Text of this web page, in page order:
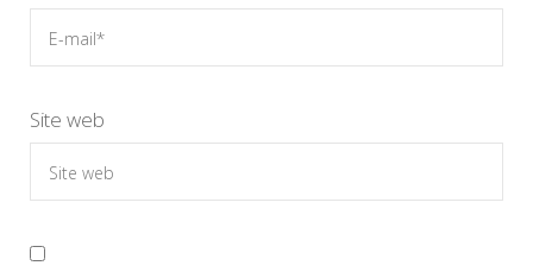
Site web